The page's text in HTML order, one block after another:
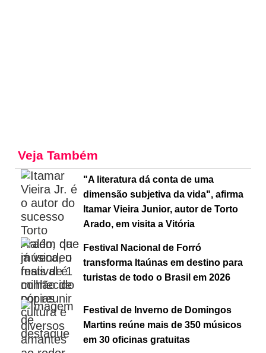
Veja Também
"A literatura dá conta de uma
dimensão subjetiva da vida", afirma
Itamar Vieira Junior, autor de Torto
Arado, em visita a Vitória
Festival Nacional de Forró
transforma Itaúnas em destino para
turistas de todo o Brasil em 2026
Festival de Inverno de Domingos
Martins reúne mais de 350 músicos
em 30 oficinas gratuitas